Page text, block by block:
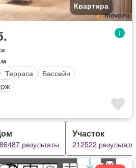
Квартира
Терраса
Бассейн
результаты
Участок
212522 результаты